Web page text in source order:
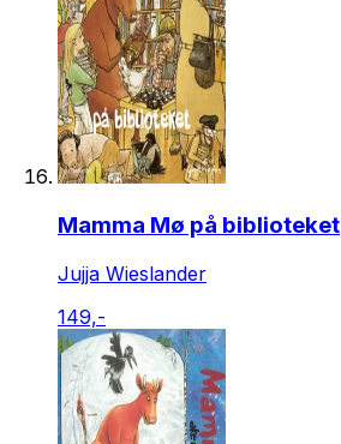
Mamma Mø på biblioteket
Jujja Wieslander
149,-